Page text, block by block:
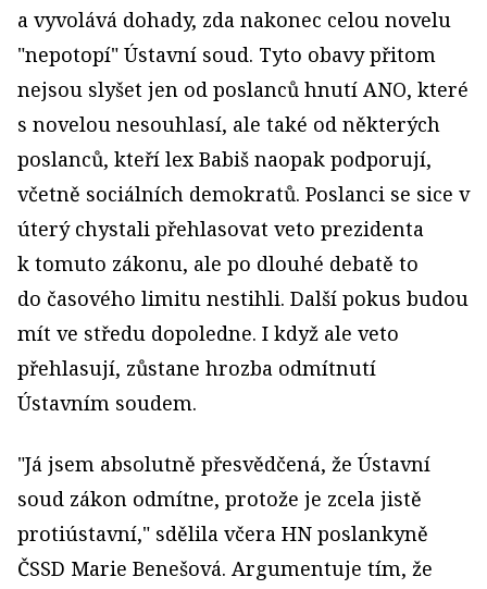
a vyvolává dohady, zda nakonec celou novelu
"nepotopí" Ústavní soud. Tyto obavy přitom
nejsou slyšet jen od poslanců hnutí ANO, které
s novelou nesouhlasí, ale také od některých
poslanců, kteří lex Babiš naopak podporují,
včetně sociálních demokratů. Poslanci se sice v
úterý chystali přehlasovat veto prezidenta
k tomuto zákonu, ale po dlouhé debatě to
do časového limitu nestihli. Další pokus budou
mít ve středu dopoledne. I když ale veto
přehlasují, zůstane hrozba odmítnutí
Ústavním soudem.
"Já jsem absolutně přesvědčená, že Ústavní
soud zákon odmítne, protože je zcela jistě
protiústavní," sdělila včera HN poslankyně
ČSSD Marie Benešová. Argumentuje tím, že